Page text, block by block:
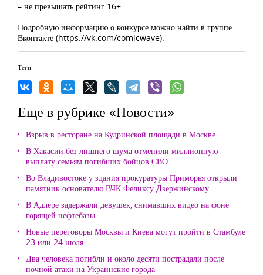
– не превышать рейтинг 16+.
Подробную информацию о конкурсе можно найти в группе
Вконтакте (https://vk.com/comicwave).
Теги:
Еще в рубрике «Новости»
Взрыв в ресторане на Кудринской площади в Москве
В Хакасии без лишнего шума отменили миллионную
выплату семьям погибших бойцов СВО
Во Владивостоке у здания прокуратуры Приморья открыли
памятник основателю ВЧК Феликсу Дзержинскому
В Адлере задержали девушек, снимавших видео на фоне
горящей нефтебазы
Новые переговоры Москвы и Киева могут пройти в Стамбуле
23 или 24 июля
Два человека погибли и около десяти пострадали после
ночной атаки на Украинские города